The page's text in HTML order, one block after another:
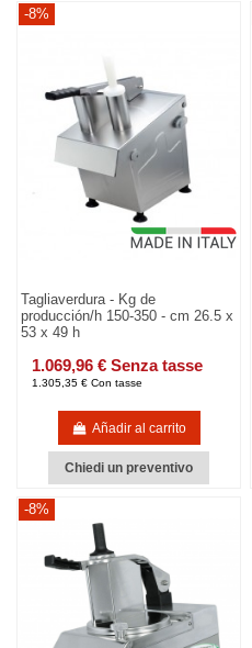
-8%
Tagliaverdura - Kg de
producción/h 150-350 - cm 26.5 x
53 x 49 h
1.069,96 € Senza tasse
1.305,35 € Con tasse
Añadir al carrito
Chiedi un preventivo
-8%